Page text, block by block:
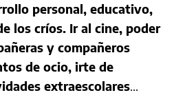
personal, educativo,
los críos. Ir al cine, poder
y compañeros
de ocio, irte de
extraescolares...